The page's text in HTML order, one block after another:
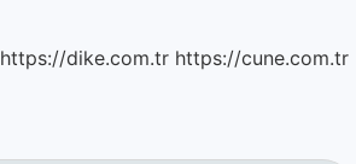
https://dike.com.tr https://cune.com.tr